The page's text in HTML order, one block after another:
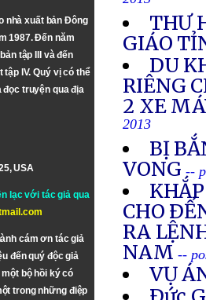
nhà xuất bản Đông
1987. Đến năm
tập III và đến
tập IV. Quý vị có thể
đọc truyện qua địa
USA
lạc với tác giả qua
cám ơn tác giả
đến quý độc giả
bộ hồi ký có
trong những điệp
THƯ
GIÁO
DU
RIÊNG
2 XE
2013
BỊ
VONG --
CHO
RA
NAM--
VỤ